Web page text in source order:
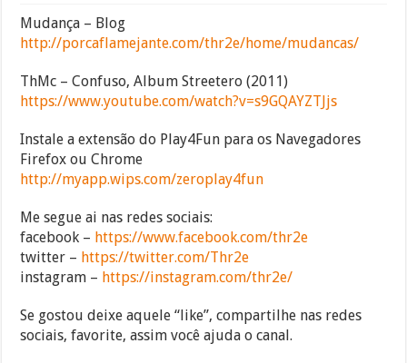
Mudança – Blog
http://porcaflamejante.com/thr2e/home/mudancas/
ThMc – Confuso, Album Streetero (2011)
https://www.youtube.com/watch?v=s9GQAYZTJjs
Instale a extensão do Play4Fun para os Navegadores
Firefox ou Chrome
http://myapp.wips.com/zeroplay4fun
Me segue ai nas redes sociais:
facebook – https://www.facebook.com/thr2e
twitter – https://twitter.com/Thr2e
instagram – https://instagram.com/thr2e/
Se gostou deixe aquele “like”, compartilhe nas redes
sociais, favorite, assim você ajuda o canal.